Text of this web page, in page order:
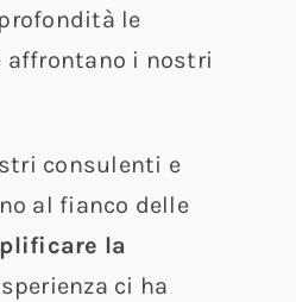
le
affrontano i nostri
consulenti e
al fianco delle
la
ci ha